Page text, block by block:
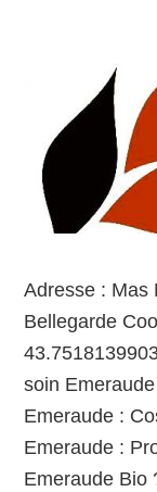
Adresse : Mas
Bellegarde
soin
Emeraude :
Emeraude :
Emeraude Bio